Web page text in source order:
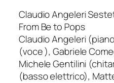
Claudio Angeleri
From Be to Pops
Claudio Angeleri
(voce ), Gabriele
Michele Gentilini
(basso elettrico),